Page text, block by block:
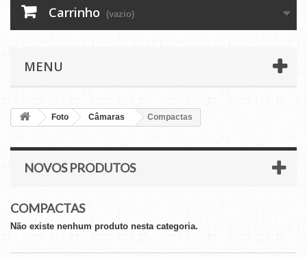
Carrinho (vazio)
MENU
Foto Câmaras Compactas
NOVOS PRODUTOS
COMPACTAS
Não existe nenhum produto nesta categoria.